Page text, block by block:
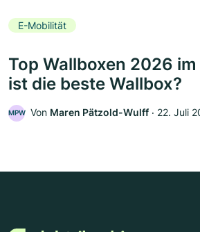
E-Mobilität
Top Wallboxen 2026 im
ist die beste Wallbox?
MPW Von Maren Pätzold-Wulff ‧ 22. Juli